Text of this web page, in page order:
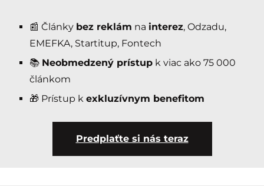
📰 Články bez reklám na interez, Odzadu,
EMEFKA, Startitup, Fontech
📚 Neobmedzený prístup k viac ako 75 000
článkom
🎁 Prístup k exkluzívnym benefitom
Predplaťte si nás teraz